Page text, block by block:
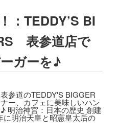
2022年11月号」
BURGERSの
ガー」などが紹介
年10月号 」にて、
ガー原宿表参道店
：TEDDY’S BI
表参道店で
ガーを♪
参道のTEDDY'S BIGGER
ー、カフェに美味しいハン
明治神宮：日本の歴史 創建
に明治天皇と昭憲皇太后の